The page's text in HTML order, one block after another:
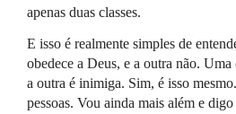
apenas duas classes.
E isso é realmente simples de
obedece a Deus, e a outra não. Uma
a outra é inimiga. Sim, é isso
pessoas. Vou ainda mais além e